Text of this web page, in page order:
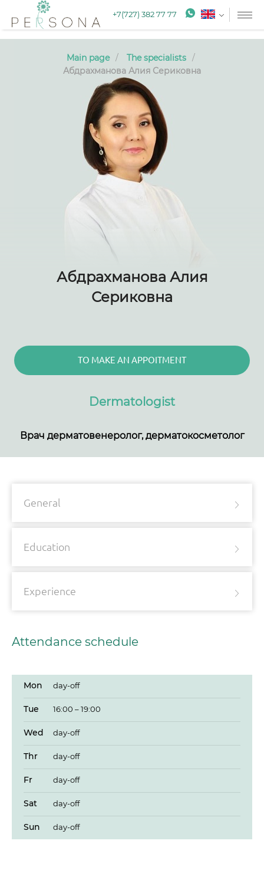
+7(727) 382 77 77
Main page
The specialists
Абдрахманова Алия Сериковна
Абдрахманова Алия
Сериковна
TO MAKE AN APPOITMENT
Dermatologist
Врач дерматовенеролог, дерматокосметолог
General
Education
Experience
Attendance schedule
Mon day-off
Tue 16:00 – 19:00
Wed day-off
Thr day-off
Fr day-off
Sat day-off
Sun day-off